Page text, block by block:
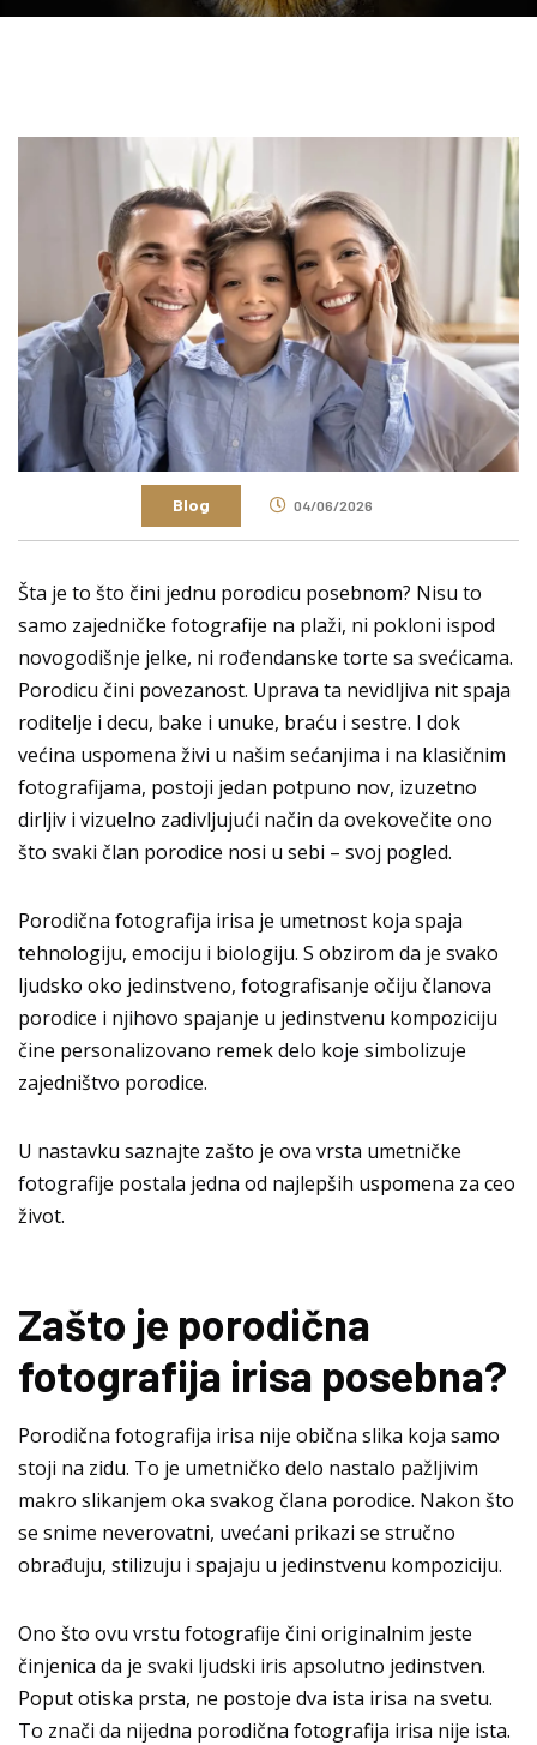
Blog 04/06/2026
Šta je to što čini jednu porodicu posebnom? Nisu to
samo zajedničke fotografije na plaži, ni pokloni ispod
novogodišnje jelke, ni rođendanske torte sa svećicama.
Porodicu čini povezanost. Uprava ta nevidljiva nit spaja
roditelje i decu, bake i unuke, braću i sestre. I dok
većina uspomena živi u našim sećanjima i na klasičnim
fotografijama, postoji jedan potpuno nov, izuzetno
dirljiv i vizuelno zadivljujući način da ovekovečite ono
što svaki član porodice nosi u sebi – svoj pogled.
Porodična fotografija irisa je umetnost koja spaja
tehnologiju, emociju i biologiju. S obzirom da je svako
ljudsko oko jedinstveno, fotografisanje očiju članova
porodice i njihovo spajanje u jedinstvenu kompoziciju
čine personalizovano remek delo koje simbolizuje
zajedništvo porodice.
U nastavku saznajte zašto je ova vrsta umetničke
fotografije postala jedna od najlepših uspomena za ceo
život.
Zašto je porodična
fotografija irisa posebna?
Porodična fotografija irisa nije obična slika koja samo
stoji na zidu. To je umetničko delo nastalo pažljivim
makro slikanjem oka svakog člana porodice. Nakon što
se snime neverovatni, uvećani prikazi se stručno
obrađuju, stilizuju i spajaju u jedinstvenu kompoziciju.
Ono što ovu vrstu fotografije čini originalnim jeste
činjenica da je svaki ljudski iris apsolutno jedinstven.
Poput otiska prsta, ne postoje dva ista irisa na svetu.
To znači da nijedna porodična fotografija irisa nije ista.